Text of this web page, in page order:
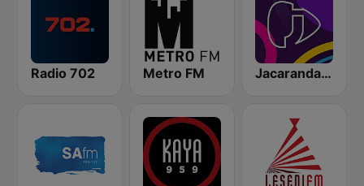
Radio 702 Metro FM Jacaranda FM